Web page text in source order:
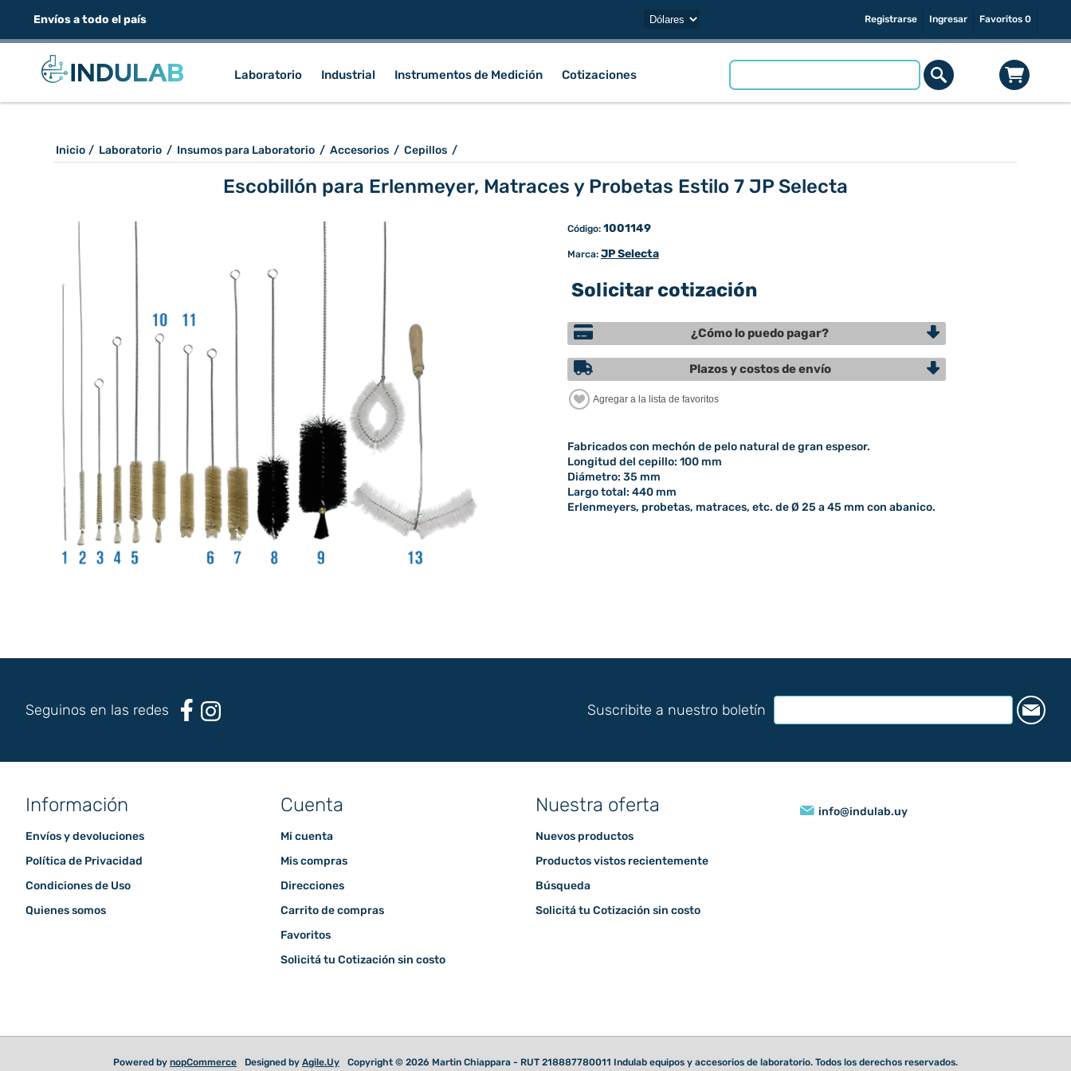
Envíos a todo el país Registrarse Ingresar Favoritos 0
Laboratorio Industrial Instrumentos de Medición Cotizaciones
Inicio / Laboratorio / Insumos para Laboratorio / Accesorios / Cepillos /
Escobillón para Erlenmeyer, Matraces y Probetas Estilo 7 JP Selecta
Código: 1001149
Marca: JP Selecta
Solicitar cotización
¿Cómo lo puedo pagar?
Plazos y costos de envío
Fabricados con mechón de pelo natural de gran espesor.
Longitud del cepillo: 100 mm
Diámetro: 35 mm
Largo total: 440 mm
Erlenmeyers, probetas, matraces, etc. de Ø 25 a 45 mm con abanico.
Seguinos en las redes Suscribite a nuestro boletín
Información
Envíos y devoluciones
Política de Privacidad
Condiciones de Uso
Quienes somos
Cuenta
Mi cuenta
Mis compras
Direcciones
Carrito de compras
Favoritos
Solicitá tu Cotización sin costo
Nuestra oferta
Nuevos productos
Productos vistos recientemente
Búsqueda
Solicitá tu Cotización sin costo
info@indulab.uy
Powered by nopCommerce Designed by Agile.Uy Copyright © 2026 Martin Chiappara - RUT 218887780011 Indulab equipos y accesorios de laboratorio. Todos los derechos reservados.